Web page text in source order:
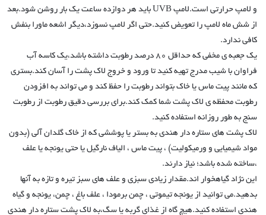
و لامپ حرارتی است.لامپ UVB باید هر دوازده ساعت یک بار روشن شود.بعد
از شش ماه لامپ را تعویض کنید.حتی اگر لامپ نسوزد،دیگر اشعه ماورا بنفش
کافی ندارد.
یک جعبه ی مخفی که حداقل ۸۰ درصد رطوبت داشته باشد،یک کاسه آب
فراوان با شیب مدرج تهیه کنید تا ورود و خروج لاک پشت را آسان کند.بستری
که مانند پیت ماس یا خاک بتواند رطوبت را حفظ کند و می‌ تواند به افزودن
رطوبت محفظه ی لاک پشت شما کمک کند.برای بررسی دقیق رطوبت از رطوبت
سنج به طور روزانه استفاده کنید.
لاک پشت های ستاره دار هندی به بستر یا پوششی که از خاک گلدان آلی (بدون
مواد شیمیایی و ورمیکولیت) ، پیت ماس ​​، الیاف نارگیل یا حتی یونجه یا علف
،ساخته شده باشد؛ نیاز دارند.
این نژاد گیاهخوار اند.مقدار زیادی سبزی و علف های سبز تیره و تازه به آنها
بدهید.می توانید از یونجه تیموتی ، چمن برمودا ، علف باغ ، چمن، یونجه و گیاه
هندی استفاده کنید.هیچ گاه از غذای گربه یا سگ،به لاک پشت ستاره دار هندی